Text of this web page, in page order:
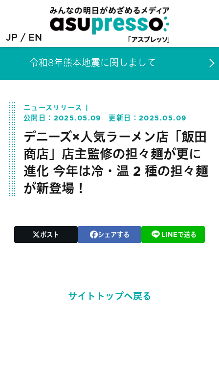
JP EN
令和8年熊本地震に関しまして
ニュースリリース
公開日： 2025.05.09 更新日：2025.05.09
デニーズ×人気ラーメン店「飯田
商店」店主監修の担々麺が更に
進化 今年は冷・温 2 種の担々麺
が新登場！
ポスト シェアする LINEで送る
サイトトップへ戻る